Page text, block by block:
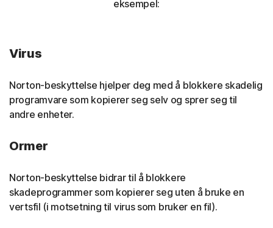
eksempel:
Virus
Norton-beskyttelse hjelper deg med å blokkere skadelig
programvare som kopierer seg selv og sprer seg til
andre enheter.
Ormer
Norton-beskyttelse bidrar til å blokkere
skadeprogrammer som kopierer seg uten å bruke en
vertsfil (i motsetning til virus som bruker en fil).